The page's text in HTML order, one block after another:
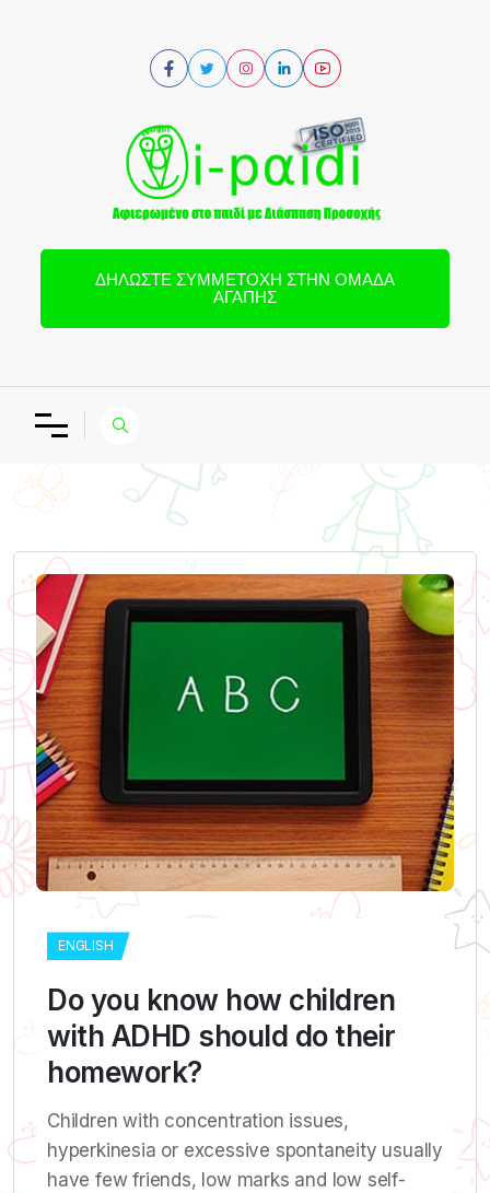
ΔΗΛΏΣΤΕ ΣΥΜΜΕΤΟΧΉ ΣΤΗΝ ΟΜΆΔΑ
ΑΓΆΠΗΣ
ENGLISH
Do you know how children
with ADHD should do their
homework?
Children with concentration issues,
hyperkinesia or excessive spontaneity usually
have few friends, low marks and low self-